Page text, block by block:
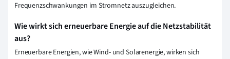
Frequenzschwankungen im Stromnetz auszugleichen.
Wie wirkt sich erneuerbare Energie auf die Netzstabilität
aus?
Erneuerbare Energien, wie Wind- und Solarenergie, wirken sich